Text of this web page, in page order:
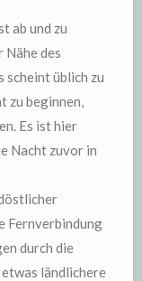
ab und zu
Nähe des
scheint üblich zu
zu beginnen,
Es ist hier
Nacht zuvor in
Fernverbindung
durch die
ländlichere